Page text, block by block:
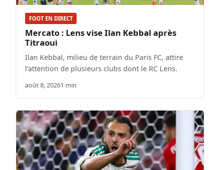
FOOT EN DIRECT
Mercato : Lens vise Ilan Kebbal après
Titraoui
Ilan Kebbal, milieu de terrain du Paris FC, attire
l'attention de plusieurs clubs dont le RC Lens.
août 8, 20261 min